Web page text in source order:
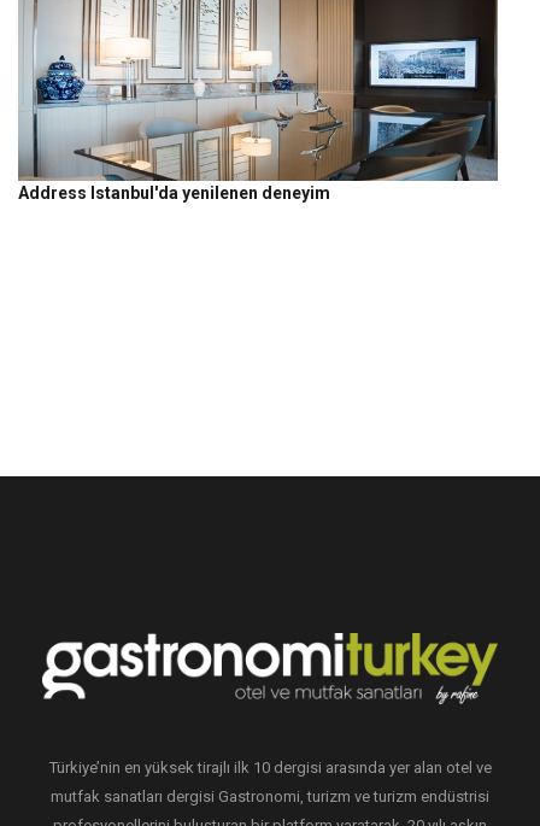
Address Istanbul'da yenilenen deneyim
Türkiye’nin en yüksek tirajlı ilk 10 dergisi arasında yer alan otel ve
mutfak sanatları dergisi Gastronomi, turizm ve turizm endüstrisi